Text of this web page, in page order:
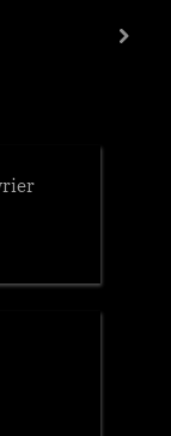
next